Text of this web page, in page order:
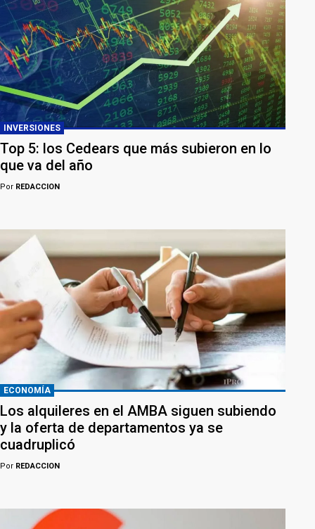
INVERSIONES
Top 5: los Cedears que más subieron en lo
que va del año
Por REDACCION
ECONOMÍA
Los alquileres en el AMBA siguen subiendo
y la oferta de departamentos ya se
cuadruplicó
Por REDACCION